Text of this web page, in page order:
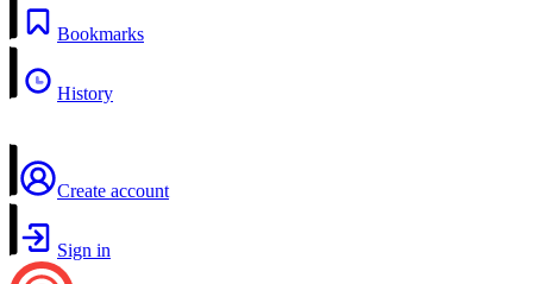
Bookmarks
History
Create account
Sign in